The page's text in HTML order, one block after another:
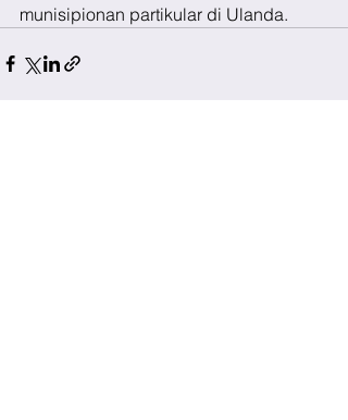
munisipionan partikular di Ulanda.